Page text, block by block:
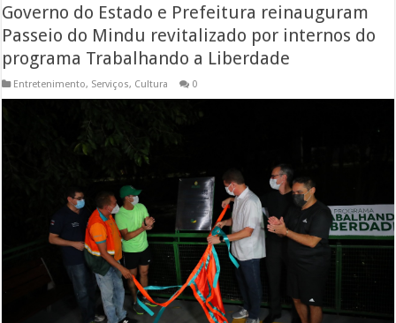
Governo do Estado e Prefeitura reinauguram
Passeio do Mindu revitalizado por internos do
programa Trabalhando a Liberdade
Entretenimento, Serviços, Cultura 0